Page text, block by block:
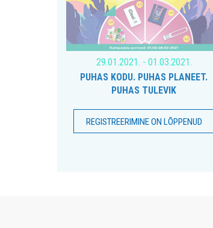
29.01.2021. - 01.03.2021.
PUHAS KODU. PUHAS PLANEET.
PUHAS TULEVIK
REGISTREERIMINE ON LÕPPENUD